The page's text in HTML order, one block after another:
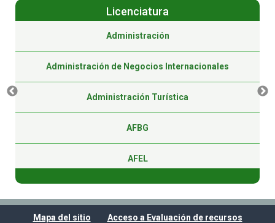
Licenciatura
Administración
Administración de Negocios Internacionales
Administración Turística
AFBG
AFEL
Agronegocios Internacionales
Mapa del sitio Acceso a Evaluación de recursos